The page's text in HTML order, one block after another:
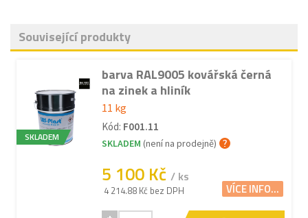
Související produkty
SKLADEM
barva RAL9005 kovářská černá
na zinek a hliník
11 kg
Kód: F001.11
SKLADEM (není na prodejně)
5 100 Kč / ks
4 214.88 Kč bez DPH VÍCE INFO...